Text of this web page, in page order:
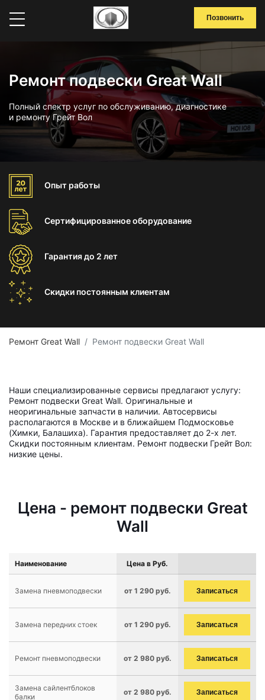
Позвонить
Ремонт подвески Great Wall
Полный спектр услуг по обслуживанию, диагностике
и ремонту Грейт Вол
Опыт работы
Сертифицированноеоборудование
Гарантиядо 2 лет
Скидки постоянным клиентам
Ремонт Great Wall Ремонт подвески Great Wall
Наши специализированные сервисы предлагают услугу:
Ремонт подвески Great Wall. Оригинальные и
неоригинальные запчасти в наличии. Автосервисы
располагаются в Москве и в ближайшем Подмосковье
(Химки, Балашиха). Гарантия предоставляет до 2-х лет.
Скидки постоянным клиентам. Ремонт подвески Грейт Вол:
низкие цены.
Цена - ремонт подвески Great
Wall
Наименование Цена в Руб.
Замена пневмоподвески от 1 290 руб. Записаться
Замена передних стоек от 1 290 руб. Записаться
Ремонт пневмоподвески от 2 980 руб. Записаться
Замена сайлентблоков
балки
от 2 980 руб. Записаться